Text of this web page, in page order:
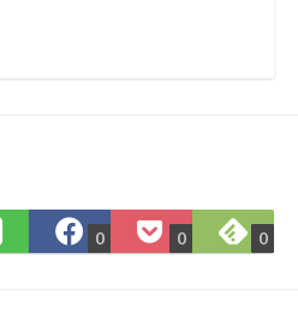
LINE
で
Facebook
で
0
Pocket
に
0
で
0